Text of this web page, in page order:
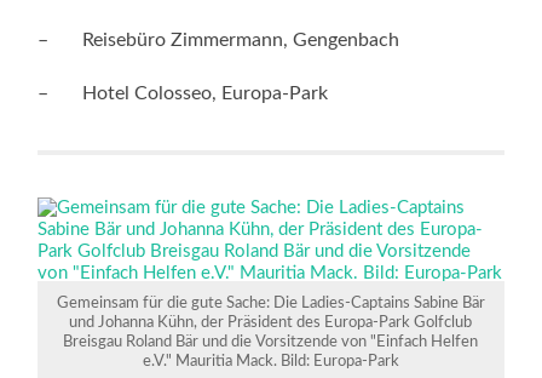
– Reisebüro Zimmermann, Gengenbach
– Hotel Colosseo, Europa-Park
Gemeinsam für die gute Sache: Die Ladies-Captains Sabine Bär
und Johanna Kühn, der Präsident des Europa-Park Golfclub
Breisgau Roland Bär und die Vorsitzende von "Einfach Helfen
e.V." Mauritia Mack. Bild: Europa-Park